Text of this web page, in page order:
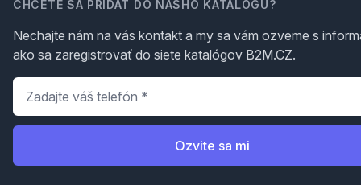
CHCETE SA PRIDAŤ DO NÁŠHO KATALÓGU?
Nechajte nám na vás kontakt a my sa vám ozveme s
ako sa zaregistrovať do siete katalógov B2M.CZ.
Telefón
Ozvite sa mi